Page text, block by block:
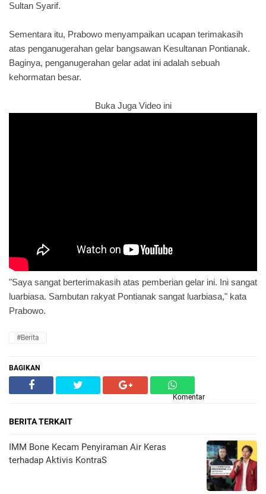
Sultan Syarif.
Sementara itu, Prabowo menyampaikan ucapan terimakasih
atas penganugerahan gelar bangsawan Kesultanan Pontianak.
Baginya, penganugerahan gelar adat ini adalah sebuah
kehormatan besar.
Buka Juga Video ini
"Saya sangat berterimakasih atas pemberian gelar ini. Ini sangat
luarbiasa. Sambutan rakyat Pontianak sangat luarbiasa," kata
Prabowo.
#Berita
BAGIKAN
Komentar
BERITA TERKAIT
IMM Bone Kecam Penyiraman Air Keras
terhadap Aktivis KontraS